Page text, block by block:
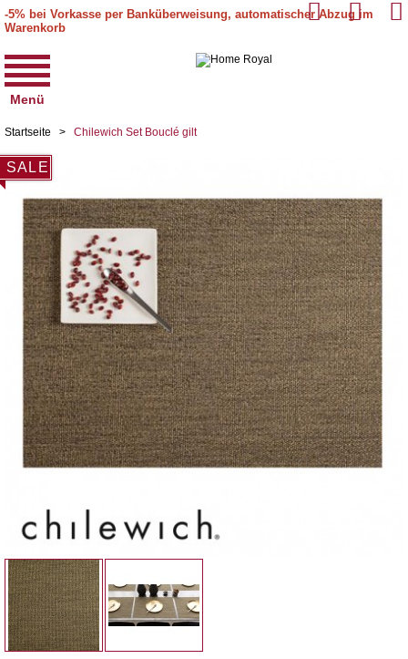
-5% bei Vorkasse per Banküberweisung, automatischer Abzug im
Warenkorb
Menü
Startseite > Chilewich Set Bouclé gilt
SALE